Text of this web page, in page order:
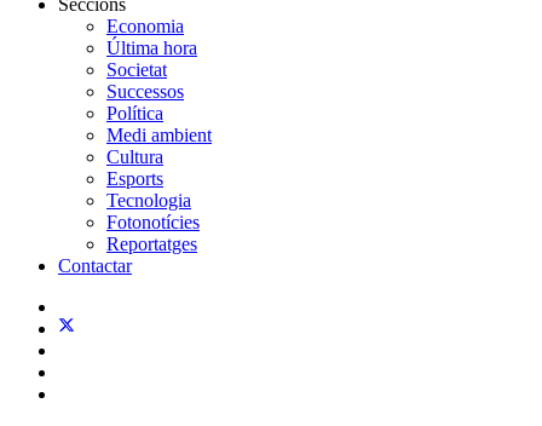
Economia
Última hora
Societat
Successos
Política
Medi ambient
Cultura
Esports
Tecnologia
Fotonotícies
Reportatges
Contactar